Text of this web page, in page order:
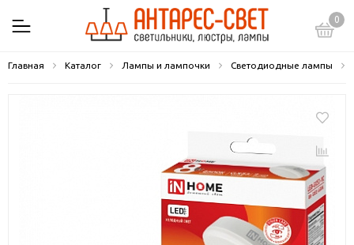
0
Главная Каталог Лампы и лампочки Светодиодные лампы